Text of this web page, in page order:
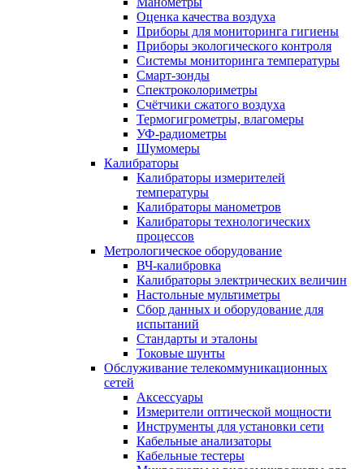
Оценка качества воздуха
Приборы для мониторинга гигиены
Приборы экологического контроля
Системы мониторинга температуры
Смарт-зонды
Спектроколориметры
Счётчики сжатого воздуха
Термогигрометры, влагомеры
УФ-радиометры
Шумомеры
Калибраторы
Калибраторы измерителей
температуры
Калибраторы манометров
Калибраторы технологических
процессов
Метрологическое оборудование
ВЧ-калибровка
Калибраторы электрических величин
Настольные мультиметры
Сбор данных и оборудование для
испытаний
Стандарты и эталоны
Токовые шунты
Обслуживание телекоммуникационных
сетей
Аксессуары
Измерители оптической мощности
Инструменты для установки сети
Кабельные анализаторы
Кабельные тестеры